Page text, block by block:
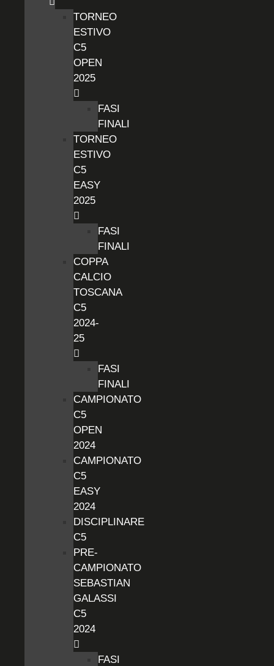
TORNEO
ESTIVO
C5
OPEN
2025
FASI
FINALI
TORNEO
ESTIVO
C5
EASY
2025
FASI
FINALI
COPPA
CALCIO
TOSCANA
C5
2024-
25
FASI
FINALI
CAMPIONATO
C5
OPEN
2024
CAMPIONATO
C5
EASY
2024
DISCIPLINARE
C5
PRE-
CAMPIONATO
SEBASTIAN
GALASSI
C5
2024
FASI